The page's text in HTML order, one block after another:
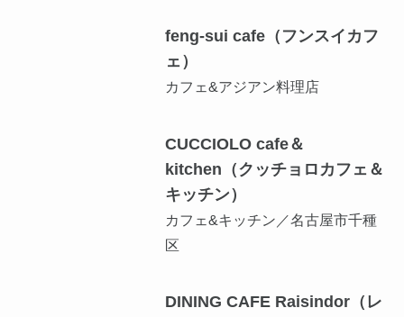
feng-sui cafe（フンスイカフ
ェ）
カフェ&アジアン料理店
CUCCIOLO cafe＆
kitchen（クッチョロカフェ＆
キッチン）
カフェ&キッチン／名古屋市千種
区
DINING CAFE Raisindor（レ